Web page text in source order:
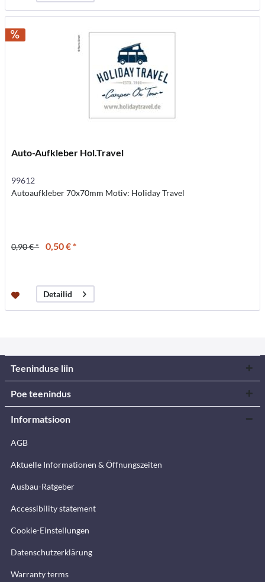
Auto-Aufkleber Hol.Travel
99612
Autoaufkleber 70x70mm Motiv: Holiday Travel
0,90 € * 0,50 € *
Detailid
Teeninduse liin
Poe teenindus
Informatsioon
AGB
Aktuelle Informationen & Öffnungszeiten
Ausbau-Ratgeber
Accessibility statement
Cookie-Einstellungen
Datenschutzerklärung
Warranty terms